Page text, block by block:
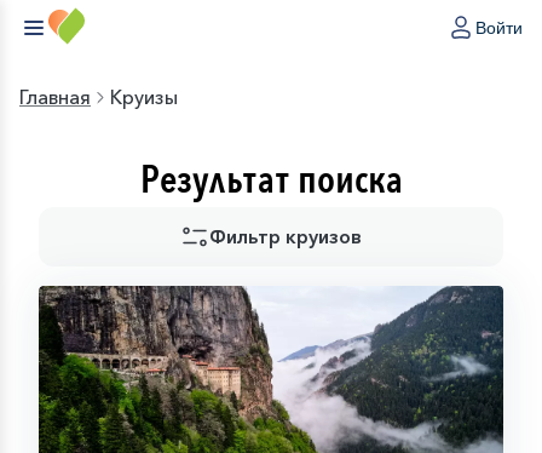
Войти
Главная Круизы
Результат поиска
Фильтр круизов